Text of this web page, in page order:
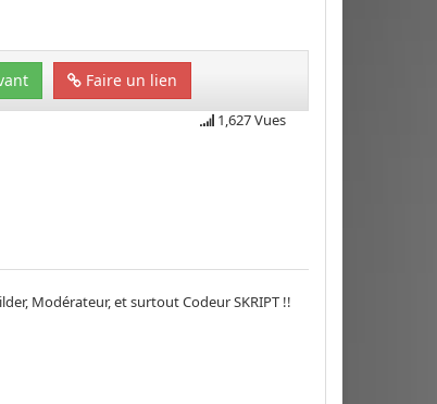
Faire un lien
1,627 Vues
Modérateur, et surtout Codeur SKRIPT !!